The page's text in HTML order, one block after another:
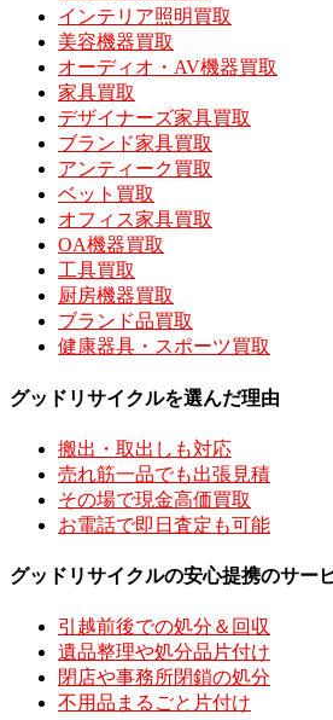
インテリア照明買取
美容機器買取
オーディオ・AV機器買取
家具買取
デザイナーズ家具買取
ブランド家具買取
アンティーク買取
ベット買取
オフィス家具買取
OA機器買取
工具買取
厨房機器買取
ブランド品買取
健康器具・スポーツ買取
グッドリサイクルを選んだ理由
搬出・取出しも対応
売れ筋一品でも出張見積
その場で現金高価買取
お電話で即日査定も可能
グッドリサイクルの安心提携のサー
引越前後での処分＆回収
遺品整理や処分品片付け
閉店や事務所閉鎖の処分
不用品まるごと片付け